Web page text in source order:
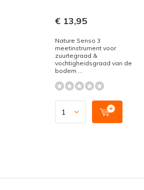
€ 13,95
Nature Senso 3
meetinstrument voor
zuurtegraad &
vochtigheidsgraad van de
bodem ...